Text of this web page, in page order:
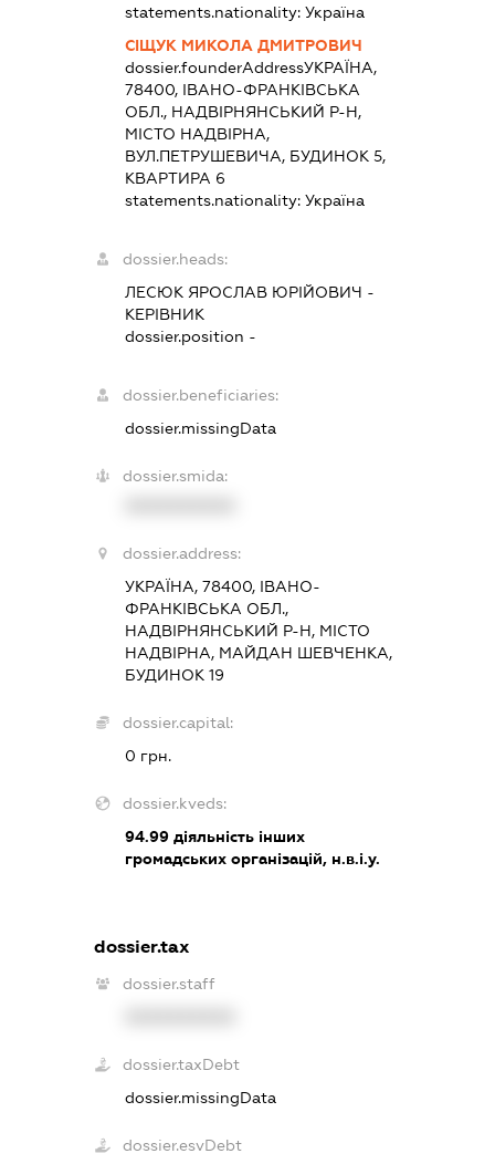
statements.nationality: Україна
СІЩУК МИКОЛА ДМИТРОВИЧ
dossier.founderAddressУКРАЇНА,
78400, ІВАНО-ФРАНКІВСЬКА
ОБЛ., НАДВІРНЯНСЬКИЙ Р-Н,
МІСТО НАДВІРНА,
ВУЛ.ПЕТРУШЕВИЧА, БУДИНОК 5,
КВАРТИРА 6
statements.nationality: Україна
dossier.heads:
ЛЕСЮК ЯРОСЛАВ ЮРІЙОВИЧ -
КЕРІВНИК
dossier.position -
dossier.beneficiaries:
dossier.missingData
dossier.smida:
dossier.address:
УКРАЇНА, 78400, ІВАНО-
ФРАНКІВСЬКА ОБЛ.,
НАДВІРНЯНСЬКИЙ Р-Н, МІСТО
НАДВІРНА, МАЙДАН ШЕВЧЕНКА,
БУДИНОК 19
dossier.capital:
0 грн.
dossier.kveds:
94.99діяльність інших
громадських організацій, н.в.і.у.
dossier.tax
dossier.staff
dossier.taxDebt
dossier.missingData
dossier.esvDebt